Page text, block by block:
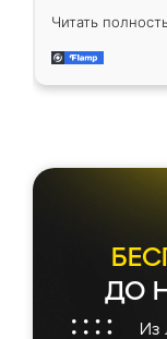
эту. Сначала
приехал
и снял
мебель
каких-либо
довольна,
Читать
ДО
Из